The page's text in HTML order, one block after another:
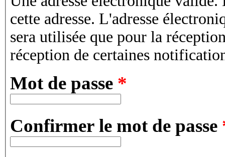
cette adresse. L'adresse
sera utilisée que pour la
réception de certaines
Mot de passe *
Confirmer le mot de passe